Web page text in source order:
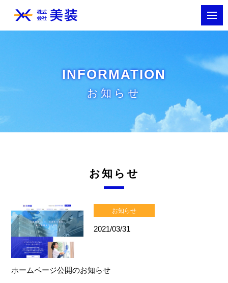
INFORMATION
お知らせ
お知らせ
お知らせ
2021/03/31
ホームページ公開のお知らせ